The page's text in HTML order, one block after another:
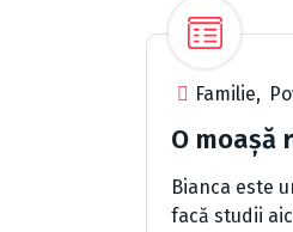
Familie,
O moașă
Bianca este
facă studii